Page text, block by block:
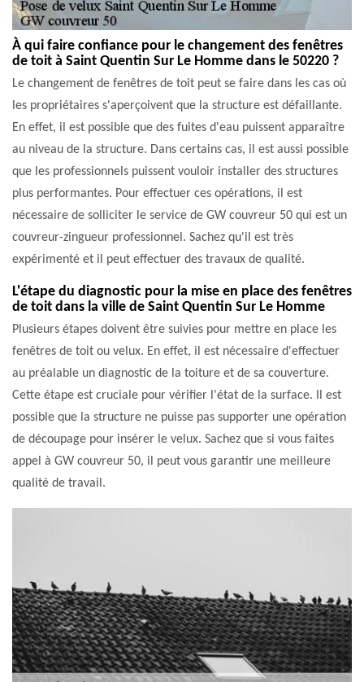
À qui faire confiance pour le changement des fenêtres
de toit à Saint Quentin Sur Le Homme dans le 50220 ?
Le changement de fenêtres de toit peut se faire dans les cas où
les propriétaires s'aperçoivent que la structure est défaillante.
En effet, il est possible que des fuites d'eau puissent apparaître
au niveau de la structure. Dans certains cas, il est aussi possible
que les professionnels puissent vouloir installer des structures
plus performantes. Pour effectuer ces opérations, il est
nécessaire de solliciter le service de GW couvreur 50 qui est un
couvreur-zingueur professionnel. Sachez qu'il est très
expérimenté et il peut effectuer des travaux de qualité.
L'étape du diagnostic pour la mise en place des fenêtres
de toit dans la ville de Saint Quentin Sur Le Homme
Plusieurs étapes doivent être suivies pour mettre en place les
fenêtres de toit ou velux. En effet, il est nécessaire d'effectuer
au préalable un diagnostic de la toiture et de sa couverture.
Cette étape est cruciale pour vérifier l'état de la surface. Il est
possible que la structure ne puisse pas supporter une opération
de découpage pour insérer le velux. Sachez que si vous faites
appel à GW couvreur 50, il peut vous garantir une meilleure
qualité de travail.